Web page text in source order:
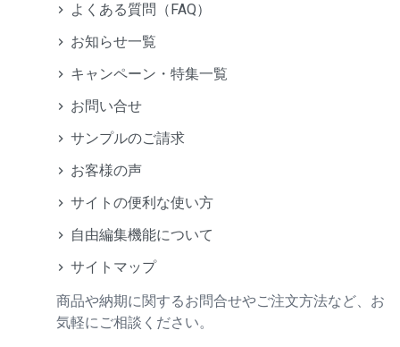
よくある質問（FAQ）
お知らせ一覧
キャンペーン・特集一覧
お問い合せ
サンプルのご請求
お客様の声
サイトの便利な使い方
自由編集機能について
サイトマップ
商品や納期に関するお問合せやご注文方法など、お
気軽にご相談ください。